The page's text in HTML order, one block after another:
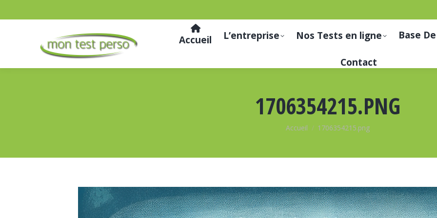
Accueil L’entreprise Nos Tests en ligne Base
Contact
1706354215.PNG
Vous êtes ici :
Accueil 1706354215.png